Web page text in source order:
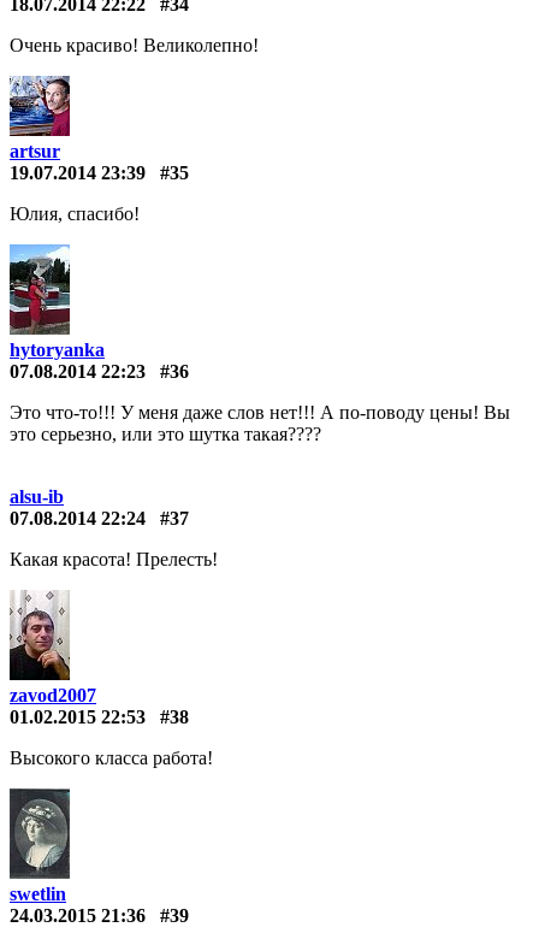
18.07.2014 22:22
#34
Очень красиво! Великолепно!
artsur
19.07.2014 23:39
#35
Юлия, спасибо!
hytoryanka
07.08.2014 22:23
#36
Это что-то!!! У меня даже слов нет!!! А по-поводу цены! Вы
это серьезно, или это шутка такая????
alsu-ib
07.08.2014 22:24
#37
Какая красота! Прелесть!
zavod2007
01.02.2015 22:53
#38
Высокого класса работа!
swetlin
24.03.2015 21:36
#39